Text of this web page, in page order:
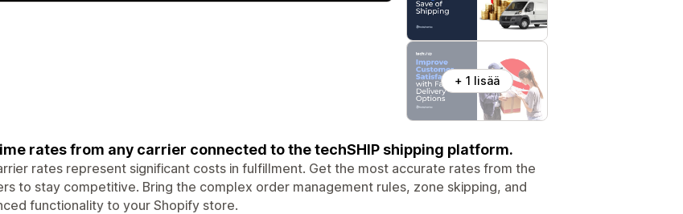
+ 1 lisää
rates from any carrier connected to the techSHIP shipping platform.
rates represent significant costs in fulfillment. Get the most accurate rates from the
to stay competitive. Bring the complex order management rules, zone skipping, and
functionality to your Shopify store.